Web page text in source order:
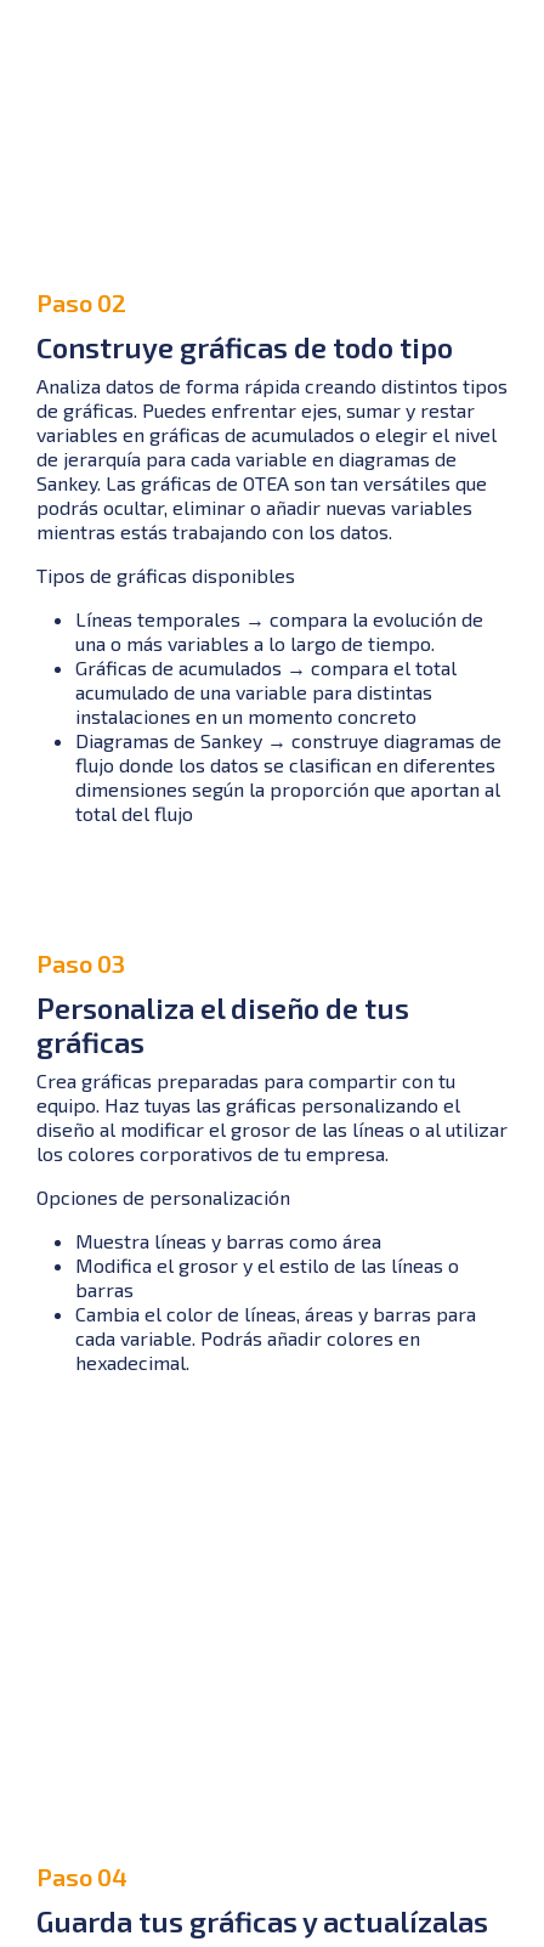
Paso 02
Construye gráficas de todo tipo
Analiza datos de forma rápida creando distintos tipos
de gráficas. Puedes enfrentar ejes, sumar y restar
variables en gráficas de acumulados o elegir el nivel
de jerarquía para cada variable en diagramas de
Sankey. Las gráficas de OTEA son tan versátiles que
podrás ocultar, eliminar o añadir nuevas variables
mientras estás trabajando con los datos.
Tipos de gráficas disponibles
Líneas temporales → compara la evolución de
una o más variables a lo largo de tiempo.
Gráficas de acumulados → compara el total
acumulado de una variable para distintas
instalaciones en un momento concreto
Diagramas de Sankey → construye diagramas de
flujo donde los datos se clasifican en diferentes
dimensiones según la proporción que aportan al
total del flujo
Paso 03
Personaliza el diseño de tus
gráficas
Crea gráficas preparadas para compartir con tu
equipo. Haz tuyas las gráficas personalizando el
diseño al modificar el grosor de las líneas o al utilizar
los colores corporativos de tu empresa.
Opciones de personalización
Muestra líneas y barras como área
Modifica el grosor y el estilo de las líneas o
barras
Cambia el color de líneas, áreas y barras para
cada variable. Podrás añadir colores en
hexadecimal.
Paso 04
Guarda tus gráficas y actualízalas